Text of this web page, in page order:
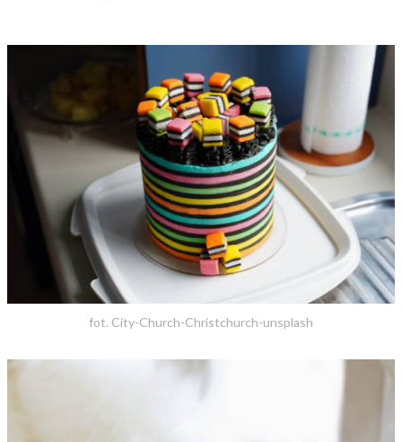
fot. City-Church-Christchurch-unsplash